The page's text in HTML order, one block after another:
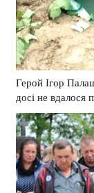
Герой Ігор
досі не вдалося